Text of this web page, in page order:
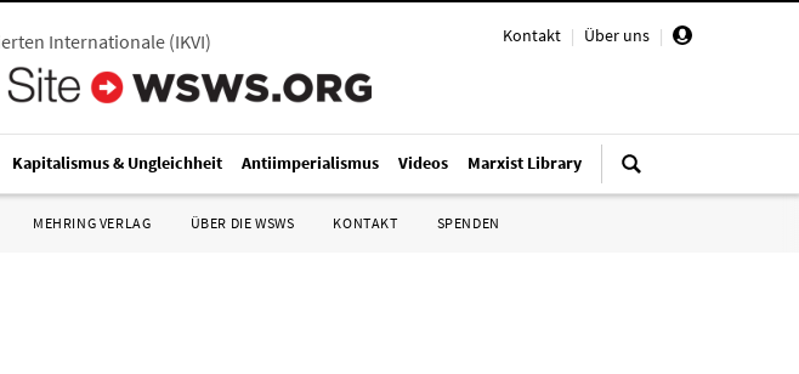
Kontakt | Über uns |
Internationale(IKVI)
Kapitalismus & Ungleichheit Antiimperialismus Videos Marxist Library
MEHRING VERLAG ÜBER DIE WSWS KONTAKT SPENDEN